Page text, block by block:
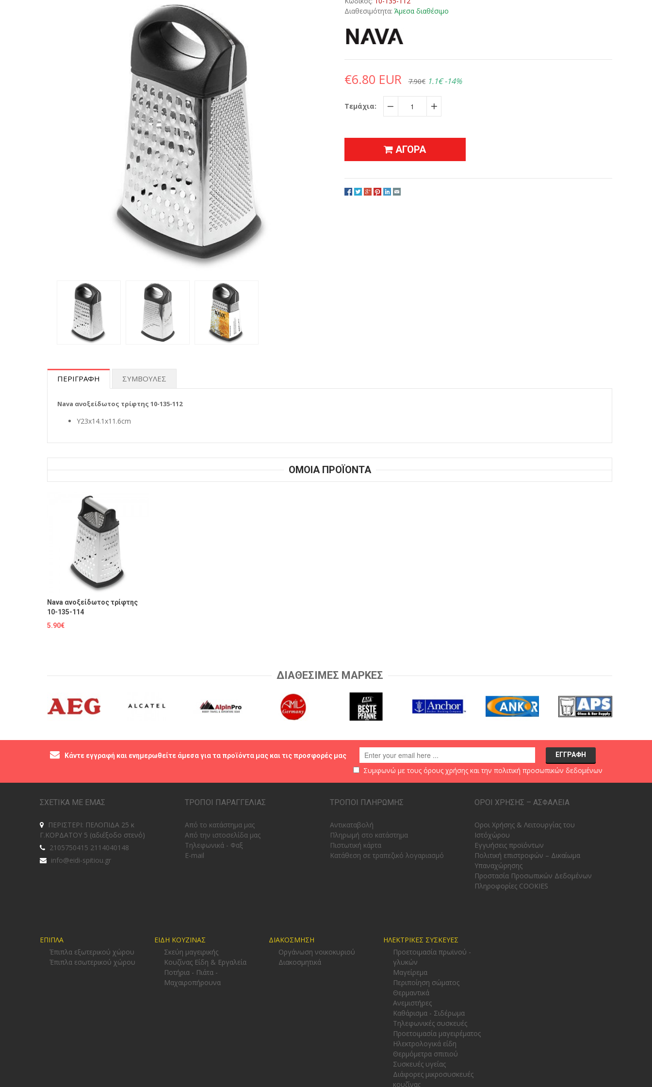
Διαθεσιμότητα: Άμεσα διαθέσιμο
€6.80 EUR 7.90€ 1.1€ -14%
Τεμάχια:
− +
ΑΓΟΡΑ
ΠΕΡΙΓΡΑΦΗ ΣΥΜΒΟΥΛΕΣ
Nava ανοξείδωτος τρίφτης 10-135-112
Y23x14.1x11.6cm
ΟΜΟΙΑ ΠΡΟΪΟΝΤΑ
Nava ανοξείδωτος τρίφτης
10-135-114
5.90€
ΔΙΑΘΕΣΙΜΕΣ ΜΑΡΚΕΣ
Κάντε εγγραφή και ενημερωθείτε άμεσα για τα προϊόντα μας και τις προσφορές μας
Συμφωνώ με τους όρους χρήσηςκαι την πολιτική προσωπικών δεδομένων
ΣΧΕΤΙΚΑ ΜΕ ΕΜΑΣ
ΠΕΡΙΣΤΕΡΙ: ΠΕΛΟΠΙΔΑ 25 κ
Γ.ΚΟΡΔΑΤΟΥ 5 (αδιέξοδο στενό)
2105750415 2114040148
info@eidi-spitiou.gr
ΤΡΟΠΟΙ ΠΑΡΑΓΓΕΛΙΑΣ
Από το κατάστημα μας
Από την ιστοσελίδα μας
Tηλεφωνικά - Φαξ
E-mail
ΤΡΟΠΟΙ ΠΛΗΡΩΜΗΣ
Αντικαταβολή
Πληρωμή στο κατάστημα
Πιστωτική κάρτα
Κατάθεση σε τραπεζικό λογαριασμό
ΟΡΟΙ ΧΡΗΣΗΣ – ΑΣΦΑΛΕΙΑ
Οροι Χρήσης & Λειτουργίας του
Ιστόχώρου
Εγγυήσεις προϊόντων
Πολιτική επιστροφών – Δικαίωμα
Υπαναχώρησης
Προστασία Προσωπικών Δεδομένων
Πληροφορίες COOKIES
ΕΠΙΠΛΑ
Έπιπλα εξωτερικού χώρου
Έπιπλα εσωτερικού χώρου
ΕΙΔΗ ΚΟΥΖΙΝΑΣ
Σκεύη μαγειρικής
Κουζίνας Είδη & Εργαλεία
Ποτήρια - Πιάτα -
Μαχαιροπήρουνα
ΔΙΑΚΟΣΜΗΣΗ
Οργάνωση νοικοκυριού
Διακοσμητικά
ΗΛΕΚΤΡΙΚΕΣ ΣΥΣΚΕΥΕΣ
Προετοιμασία πρωϊνού -
γλυκών
Μαγείρεμα
Περιποίηση σώματος
Θερμαντικά
Ανεμιστήρες
Καθάρισμα - Σιδέρωμα
Τηλεφωνικές συσκευές
Προετοιμασία μαγειρέματος
Ηλεκτρολογικά είδη
Θερμόμετρα σπιτιού
Συσκευές υγείας
Διάφορες μικροσυσκευές
κουζίνας